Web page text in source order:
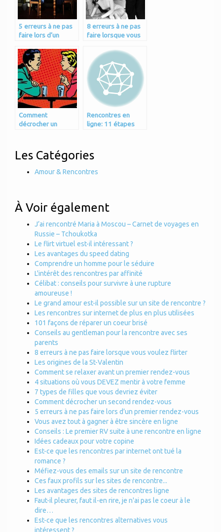
5 erreurs à ne pas
faire lors d’un
vous
8 erreurs à ne pas
faire lorsque vous
Comment
décrocher un
Rencontres en
ligne: 11 étapes
vous
Les Catégories
Amour & Rencontres
À Voir également
J’ai rencontré Maria à Moscou – Carnet de voyages en
Russie – Tchoukotka
Le flirt virtuel est-il intéressant ?
Les avantages du speed dating
Comprendre un homme pour le séduire
L'intérêt des rencontres par affinité
Célibat : conseils pour survivre à une rupture
amoureuse !
Le grand amour est-il possible sur un site de rencontre ?
Les rencontres sur internet de plus en plus utilisées
101 façons de réparer un coeur brisé
Conseils au gentleman pour la rencontre avec ses
parents
8 erreurs à ne pas faire lorsque vous voulez flirter
Les origines de la St-Valentin
Comment se relaxer avant un premier rendez-vous
4 situations où vous DEVEZ mentir à votre femme
7 types de filles que vous devriez éviter
Comment décrocher un second rendez-vous
5 erreurs à ne pas faire lors d’un premier rendez-vous
Vous avez tout à gagner à être sincère en ligne
Conseils : Le premier RV suite à une rencontre en ligne
Idées cadeaux pour votre copine
Est-ce que les rencontres par internet ont tué la
romance ?
Méfiez-vous des emails sur un site de rencontre
Ces faux profils sur les sites de rencontre...
Les avantages des sites de rencontres ligne
Faut-il pleurer, faut il-en rire, je n'ai pas le coeur à le
dire…
Est-ce que les rencontres alternatives vous
intéressent ?